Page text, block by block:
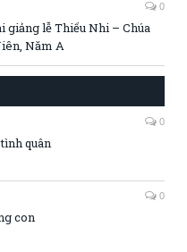
0
giảng lễ Thiếu Nhi – Chúa
Năm A
0
quân
0
con